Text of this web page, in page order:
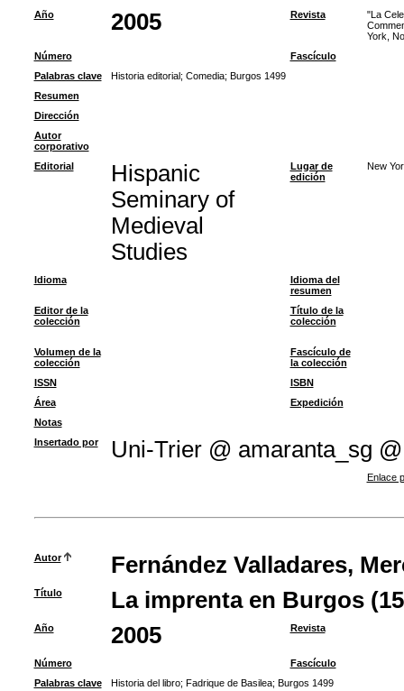
Año 2005 Revista
"La
York,
Número
Fascículo
Palabras clave
Historia editorial; Comedia; Burgos 1499
Resumen
Dirección
Autor
corporativo
Editorial
Hispanic
Seminary of
Medieval
Studies
Lugar de
edición
New
Idioma
Idioma del
resumen
Editor de la
colección
Título de la
colección
Volumen de la
colección
Fascículo de
la colección
ISSN
ISBN
Área
Expedición
Notas
Insertado por
Uni-Trier @ amaranta_sg @
Enlace
Autor Fernández Valladares,
Título La imprenta en Burgos
Año 2005 Revista
Número
Fascículo
Palabras clave
Historia del libro; Fadrique de Basilea; Burgos 1499